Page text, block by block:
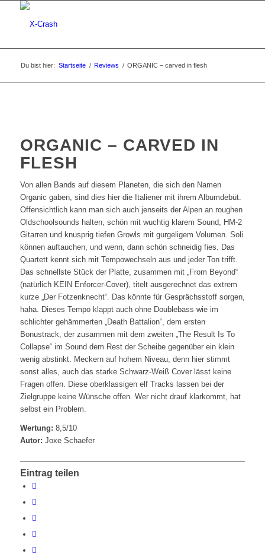
Du bist hier: Startseite / Reviews / ORGANIC – carved in flesh
ORGANIC – CARVED IN
FLESH
Von allen Bands auf diesem Planeten, die sich den Namen
Organic gaben, sind dies hier die Italiener mit ihrem Albumdebüt.
Offensichtlich kann man sich auch jenseits der Alpen an roughen
Oldschoolsounds halten, schön mit wuchtig klarem Sound, HM-2
Gitarren und knusprig tiefen Growls mit gurgeligem Volumen. Soli
können auftauchen, und wenn, dann schön schneidig fies. Das
Quartett kennt sich mit Tempowechseln aus und jeder Ton trifft.
Das schnellste Stück der Platte, zusammen mit „From Beyond“
(natürlich KEIN Enforcer-Cover), titelt ausgerechnet das extrem
kurze „Der Fotzenknecht“. Das könnte für Gesprächsstoff sorgen,
haha. Dieses Tempo klappt auch ohne Doublebass wie im
schlichter gehämmerten „Death Battalion“, dem ersten
Bonustrack, der zusammen mit dem zweiten „The Result Is To
Collapse“ im Sound dem Rest der Scheibe gegenüber ein klein
wenig abstinkt. Meckern auf hohem Niveau, denn hier stimmt
sonst alles, auch das starke Schwarz-Weiß Cover lässt keine
Fragen offen. Diese oberklassigen elf Tracks lassen bei der
Zielgruppe keine Wünsche offen. Wer nicht drauf klarkommt, hat
selbst ein Problem.
Wertung: 8,5/10
Autor: Joxe Schaefer
Eintrag teilen